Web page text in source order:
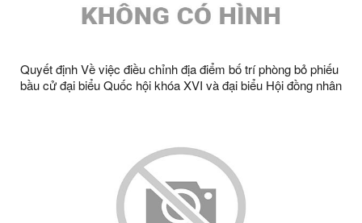
Quyết định Về việc điều chỉnh địa điểm bố trí phòng bỏ phiếu
bầu cử đại biểu Quốc hội khóa XVI và đại biểu Hội đồng nhân